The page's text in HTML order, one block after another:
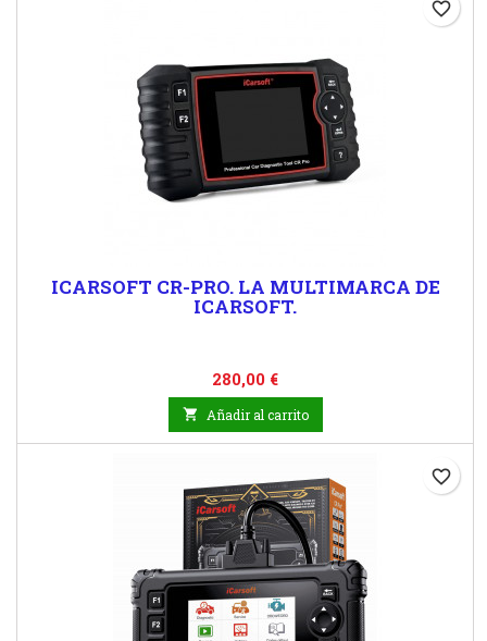
ICARSOFT CR-PRO. LA MULTIMARCA DE
ICARSOFT.
Precio
280,00 €
 Añadir al carrito
favorite_border
favorite_border